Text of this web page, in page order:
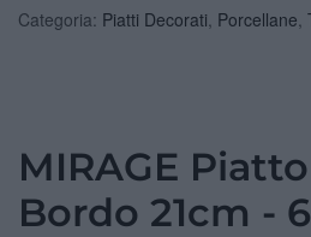
Categoria: Piatti Decorati Porcellane
MIRAGE
Bordo 21cm -